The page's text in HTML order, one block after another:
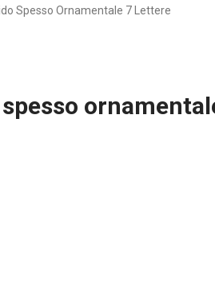
Spesso Ornamentale 7 Lettere